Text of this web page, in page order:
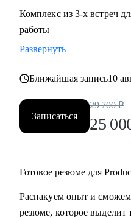
Комплекс из 3-х встреч
работы
Развернуть
Ближайшая запись10
Записаться
29 700 ₽
25
Готовое резюме для
Распакуем опыт и сможем
резюме, которое выделит